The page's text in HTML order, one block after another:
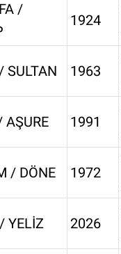
/
1924
SULTAN 1963
AŞURE 1991
/ DÖNE 1972
YELİZ 2026